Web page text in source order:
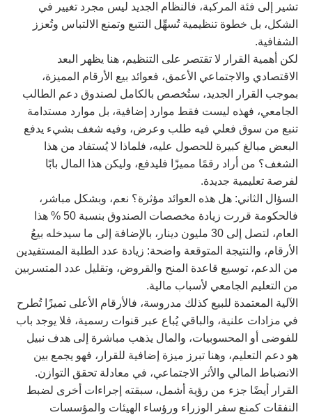
تشير إلى فئة المركبة، فالنظام الجديد ليس مجرد تغيير في
الشكل، بل خطوة تنظيمية تُسهِّل التتبع وتمنع الالتباس وتُعزز
الشفافية.
لكن أهمية القرار لا تقتصر على التنظيم، هنا يظهر البعد
الاقتصادي والاجتماعي الأعمق، فعوائد بيع الأرقام المميزة،
بموجب القرار الجديد، ستُخصص بالكامل لصندوق دعم الطالب
الجامعي، فهذه ليست فقط موارد إضافية، بل موارد مستدامة
تنبع من سوق فعلي فيه طلب وعرض، وفيه شغف بشيء يدفع
البعض مبالغ كبيرة للحصول عليه، فلماذا لا يُستفاد من هذا
الشغف؟ من أراد رقمًا مميزًا فليدفع، وليكن هذا المال بابًا
لفرصة تعليمية جديدة.
السؤال الثاني: هل هذه العوائد مؤثرة؟ نعم، وبشكل مباشر،
فالحكومة قررت زيادة مخصصات الصندوق بنسبة 50 % هذا
العام، لتصل إلى 30 مليون دينار، بالإضافة إلى ما سيدخله بيعُ
الأرقام، والنتيجة المتوقعة واضحة: زيادة عدد الطلبة المستفيدين
من الدعم، توسيع قاعدة المنح والقروض، وتقليل عدد المتسربين
من التعليم الجامعي لأسباب مالية.
الآلية المعتمدة للبيع كذلك مدروسة، فالأرقام الأعلى تميزًا تُطرح
في مزادات علنية، والباقي يُباع عبر قنوات رسمية، فلا يوجد باب
للفوضى أو المحسوبيات، والمال يذهب مباشرة إلى هدف نبيل
هو دعم التعليم، وهنا تبرز ميزة إضافية للقرار، فهو يجمع بين
الانضباط المالي والأثر الاجتماعي، في معادلة تحقق التوازن.
القرار أيضًا جزء من رؤية أشمل، سبقته إجراءات أخرى لضبط
النفقات كمنع سفر الوزراء ورؤساء الهيئات والمؤسسات